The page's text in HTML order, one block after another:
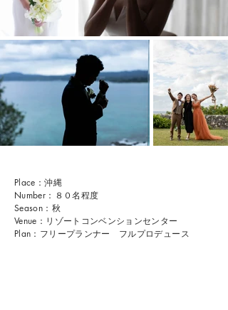
Place：沖縄
Number：８０名程度
Season：秋
Venue：リゾートコンベンションセンター
Plan：フリープランナー フルプロデュース